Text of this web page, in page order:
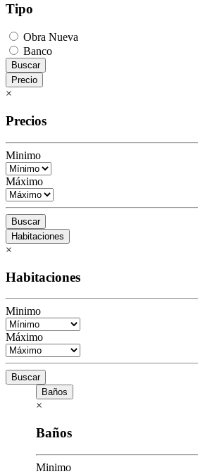
Tipo
Obra Nueva
Banco
Buscar
Precio
×
Precios
Minimo
Máximo
Buscar
Habitaciones
×
Habitaciones
Minimo
Máximo
Buscar
Baños
×
Baños
Minimo